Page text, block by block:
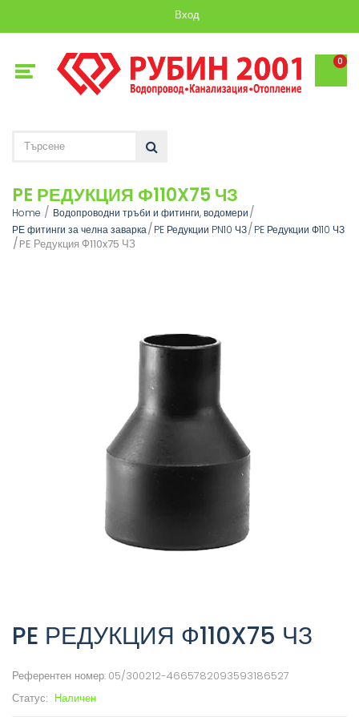
Вход
0
PE РЕДУКЦИЯ Ф110X75 ЧЗ
Home
Водопроводни тръби и фитинги, водомери
РЕ фитинги за челна заварка PE Редукции PN10 ЧЗ PE Редукции Ф110 ЧЗ
PE Редукция Ф110x75 ЧЗ
PE РЕДУКЦИЯ Ф110X75 ЧЗ
Референтен номер: 05/300212-4665782093593186527
Статус: Наличен